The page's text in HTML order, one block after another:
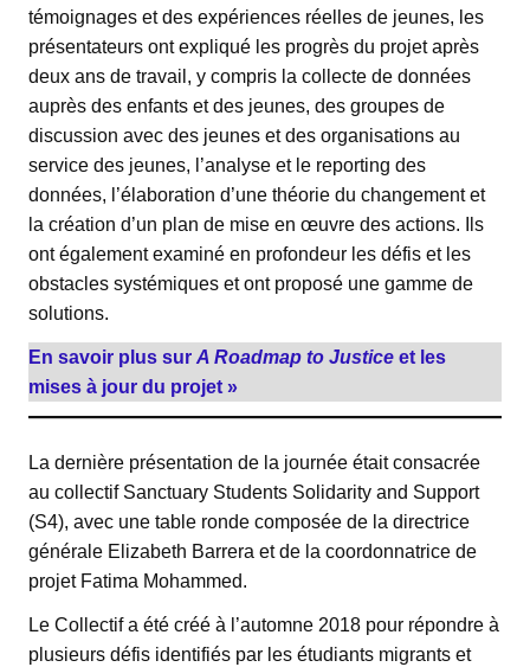
témoignages et des expériences réelles de jeunes, les
présentateurs ont expliqué les progrès du projet après
deux ans de travail, y compris la collecte de données
auprès des enfants et des jeunes, des groupes de
discussion avec des jeunes et des organisations au
service des jeunes, l’analyse et le reporting des
données, l’élaboration d’une théorie du changement et
la création d’un plan de mise en œuvre des actions. Ils
ont également examiné en profondeur les défis et les
obstacles systémiques et ont proposé une gamme de
solutions.
En savoir plus sur A Roadmap to Justice et les
mises à jour du projet »
La dernière présentation de la journée était consacrée
au collectif Sanctuary Students Solidarity and Support
(S4), avec une table ronde composée de la directrice
générale Elizabeth Barrera et de la coordonnatrice de
projet Fatima Mohammed.
Le Collectif a été créé à l’automne 2018 pour répondre à
plusieurs défis identifiés par les étudiants migrants et